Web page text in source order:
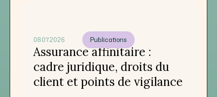
08.07.2026
Assurance affinitaire :
cadre juridique, droits du
client et points de vigilance
Publications